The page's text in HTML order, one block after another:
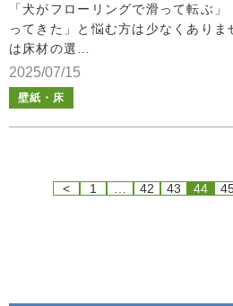
2025/07/15
壁紙・床
「犬がフローリングで滑って転ぶ
ってきた」と悩む方は少なくあり
は床材の選…
< 1 42 43 44